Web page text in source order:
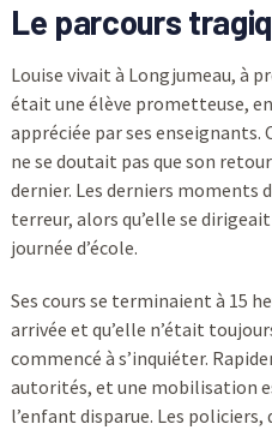
Le parcours
Louise vivait à Longjumeau, à
était une élève prometteuse,
appréciée par ses enseignants.
ne se doutait pas que son
dernier. Les derniers moments
terreur, alors qu’elle se
journée d’école.
Ses cours se terminaient à 15
arrivée et qu’elle n’était
commencé à s’inquiéter.
autorités, et une mobilisation
l’enfant disparue. Les